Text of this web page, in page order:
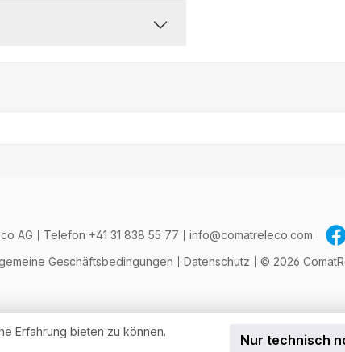
AG Telefon +41 31 838 55 77
info@comatreleco.com
Geschäftsbedingungen Datenschutz © 2026
Erfahrung bieten zu können.
Nur technisch